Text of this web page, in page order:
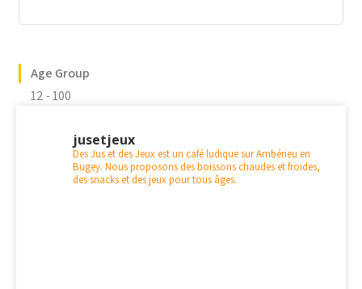
Age Group
12 - 100
jusetjeux
Des Jus et des Jeux est un café ludique sur Ambérieu en
Bugey. Nous proposons des boissons chaudes et froides,
des snacks et des jeux pour tous âges.